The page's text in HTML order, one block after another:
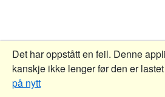
Det har oppstått en feil. Denne
kanskje ikke lenger før den er
på nytt